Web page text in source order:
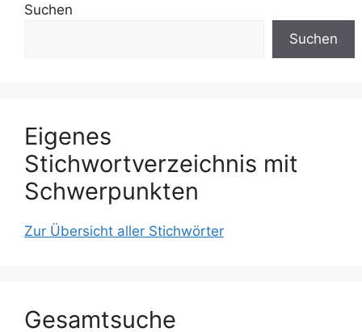
Suchen
Suchen
Eigenes
Stichwortverzeichnis mit
Schwerpunkten
Zur Übersicht aller Stichwörter
Gesamtsuche